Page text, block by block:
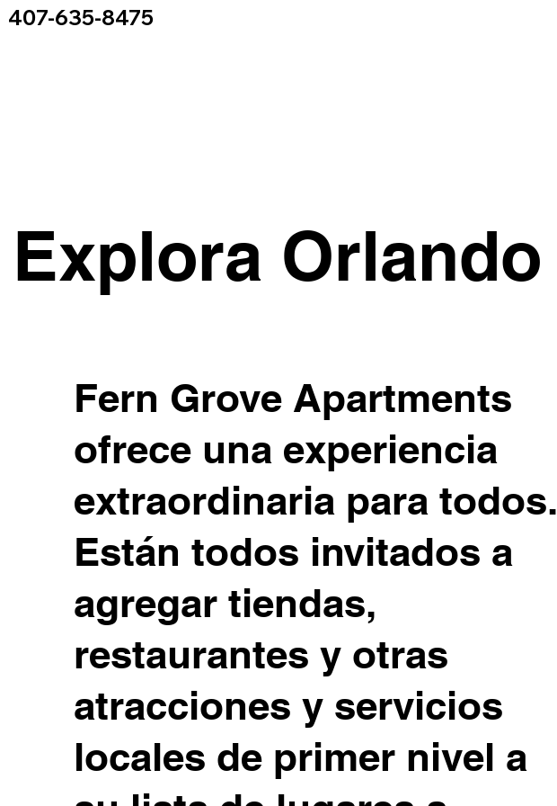
407-635-8475
Explora Orlando
Fern Grove Apartments
ofrece una experiencia
extraordinaria para todos.
Están todos invitados a
agregar tiendas,
restaurantes y otras
atracciones y servicios
locales de primer nivel a